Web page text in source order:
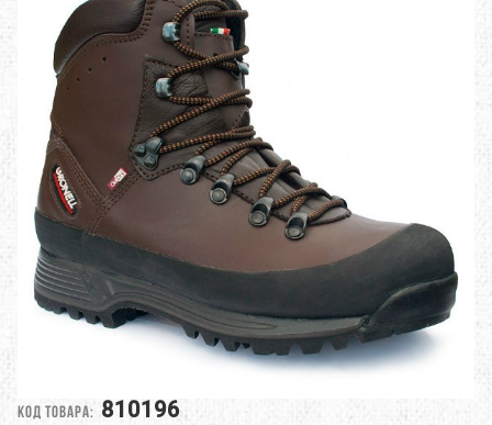
Код товара: 810196